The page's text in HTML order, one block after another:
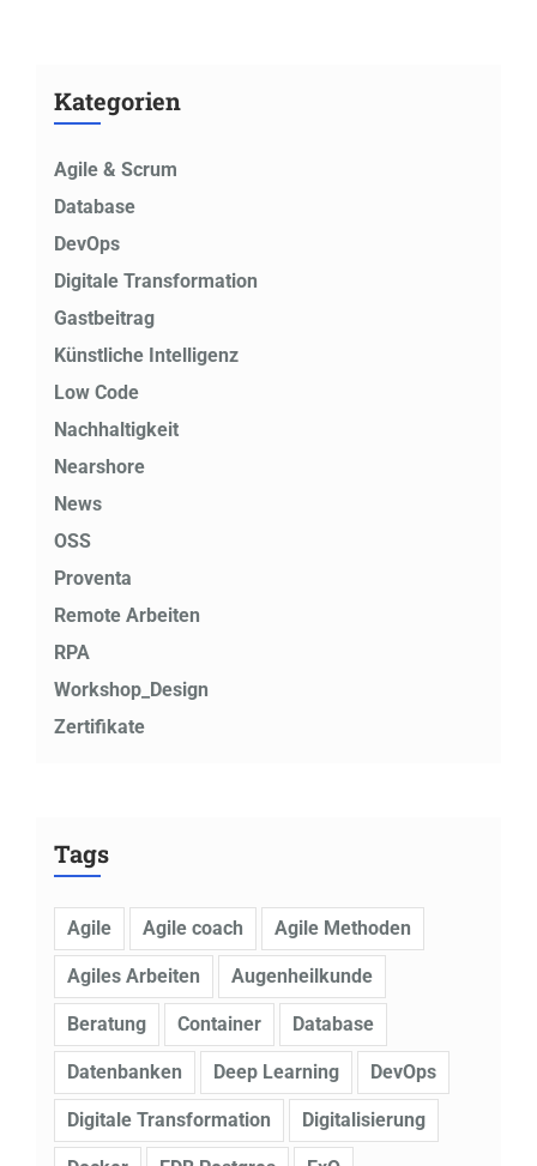
Kategorien
Agile & Scrum
Database
DevOps
Digitale Transformation
Gastbeitrag
Künstliche Intelligenz
Low Code
Nachhaltigkeit
Nearshore
News
OSS
Proventa
Remote Arbeiten
RPA
Workshop_Design
Zertifikate
Tags
Agile Agile coach Agile Methoden
Agiles Arbeiten Augenheilkunde
Beratung Container Database
Datenbanken Deep Learning DevOps
Digitale Transformation Digitalisierung